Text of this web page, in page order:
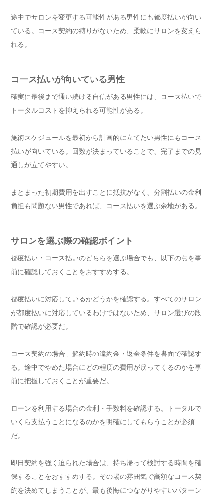
途中でサロンを変更する可能性がある男性にも都度払いが向い
ている。コース契約の縛りがないため、柔軟にサロンを変えら
れる。
コース払いが向いている男性
確実に最後まで通い続ける自信がある男性には、コース払いで
トータルコストを抑えられる可能性がある。
施術スケジュールを最初から計画的に立てたい男性にもコース
払いが向いている。回数が決まっていることで、完了までの見
通しが立てやすい。
まとまった初期費用を出すことに抵抗がなく、分割払いの金利
負担も問題ない男性であれば、コース払いを選ぶ余地がある。
サロンを選ぶ際の確認ポイント
都度払い・コース払いのどちらを選ぶ場合でも、以下の点を事
前に確認しておくことをおすすめする。
都度払いに対応しているかどうかを確認する。すべてのサロン
が都度払いに対応しているわけではないため、サロン選びの段
階で確認が必要だ。
コース契約の場合、解約時の違約金・返金条件を書面で確認す
る。途中でやめた場合にどの程度の費用が戻ってくるのかを事
前に把握しておくことが重要だ。
ローンを利用する場合の金利・手数料を確認する。トータルで
いくら支払うことになるのかを明確にしてもらうことが必須
だ。
即日契約を強く迫られた場合は、持ち帰って検討する時間を確
保することをおすすめする。その場の雰囲気で高額なコース契
約を決めてしまうことが、最も後悔につながりやすいパターン